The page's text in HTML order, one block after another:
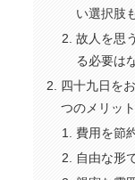
い選択肢
故人を思
る必要は
四十九日を
つのメリット
費用を節
自由な形